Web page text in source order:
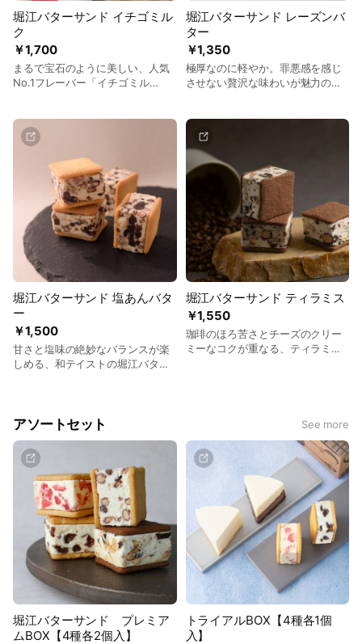
￥1,700
堀江バターサンド イチゴミル
ク
まるで宝石のように美しい、人気
No.1フレーバー「イチゴミル
￥1,350
堀江バターサンド レーズンバ
ター
極厚なのに軽やか。罪悪感を感じ
させない贅沢な味わいが魅力の、
￥1,500
堀江バターサンド 塩あんバタ
ー
甘さと塩味の絶妙なバランスが楽
しめる、和テイストの堀江バター
￥1,550
堀江バターサンド ティラミス
珈琲のほろ苦さとチーズのクリー
ミーなコクが重なる、ティラミス
アソートセット See more
堀江バターサンド プレミア
ムBOX【4種各2個入】
トライアルBOX【4種各1個
入】